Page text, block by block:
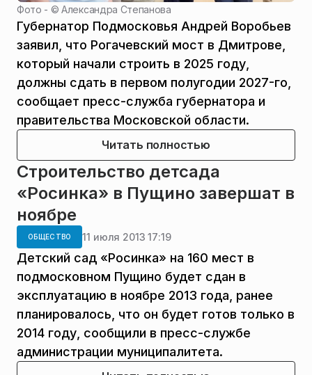
Фото - ©Александра Степанова
Губернатор Подмосковья Андрей Воробьев
заявил, что Рогачевский мост в Дмитрове,
который начали строить в 2025 году,
должны сдать в первом полугодии 2027-го,
сообщает пресс-служба губернатора и
правительства Московской области.
Читать полностью
Строительство детсада
«Росинка» в Пущино завершат в
ноябре
ОБЩЕСТВО 11 июля 2013 17:19
Детский сад «Росинка» на 160 мест в
подмосковном Пущино будет сдан в
эксплуатацию в ноябре 2013 года, ранее
планировалось, что он будет готов только в
2014 году, сообщили в пресс-службе
администрации муниципалитета.